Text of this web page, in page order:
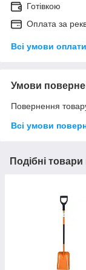
Готівкою
Оплата за
Всі умови оплати
Умови
Повернення
Всі умови
Подібні товари